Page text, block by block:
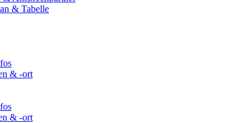
& Tabelle
& -ort
& -ort